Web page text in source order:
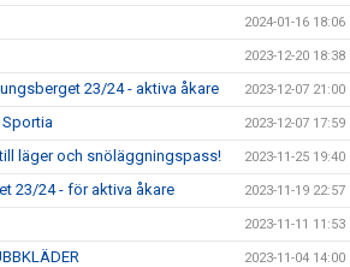
2024-01-16 18:06
2023-12-20 18:38
23/24 - aktiva åkare 2023-12-07 21:00
Sportia 2023-12-07 17:59
läger och snöläggningspass! 2023-11-25 19:40
23/24 - för aktiva åkare 2023-11-19 22:57
2023-11-11 11:53
2023-11-04 14:00